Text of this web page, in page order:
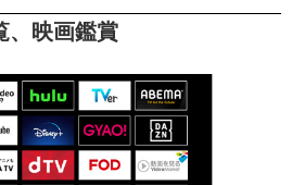
、映画鑑賞